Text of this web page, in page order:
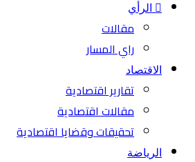
الرأي
مقالات
راي المسار
الاقتصاد
تقارير اقتصادية
مقالات اقتصادية
تحقيقات وقضايا اقتصادية
الرياضة